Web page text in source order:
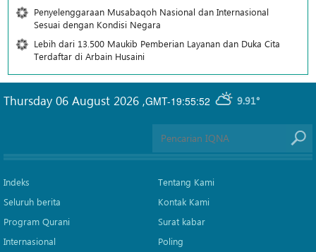
Penyelenggaraan Musabaqoh Nasional dan Internasional
Sesuai dengan Kondisi Negara
Lebih dari 13.500 Maukib Pemberian Layanan dan Duka Cita
Terdaftar di Arbain Husaini
GMT-19:55:52 9.91°
Thursday 06 August 2026 ,
Indeks
Seluruh berita
Program Qurani
Internasional
Tentang Kami
Kontak Kami
Surat kabar
Poling